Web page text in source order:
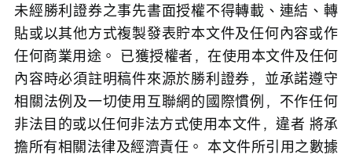
未經勝利證券之事先書面授權不得轉載、連結、轉
貼或以其他方式複製發表貯本文件及任何內容或作
任何商業用途。 已獲授權者，在使用本文件及任何
內容時必須註明稿件來源於勝利證券，並承諾遵守
相關法例及一切使用互聯網的國際慣例，不作任何
非法目的或以任何非法方式使用本文件，違者 將承
擔所有相關法律及經濟責任。 本文件所引用之數據